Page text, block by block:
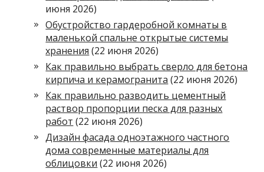
июня 2026)
Обустройство гардеробной комнаты в
маленькой спальне открытые системы
хранения (22 июня 2026)
Как правильно выбрать сверло для бетона
кирпича и керамогранита (22 июня 2026)
Как правильно разводить цементный
раствор пропорции песка для разных
работ (22 июня 2026)
Дизайн фасада одноэтажного частного
дома современные материалы для
облицовки (22 июня 2026)